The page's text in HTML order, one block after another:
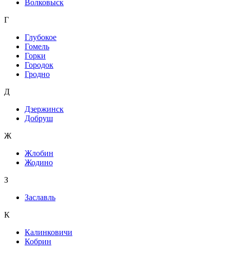
Волковыск
Г
Глубокое
Гомель
Горки
Городок
Гродно
Д
Дзержинск
Добруш
Ж
Жлобин
Жодино
З
Заславль
К
Калинковичи
Кобрин